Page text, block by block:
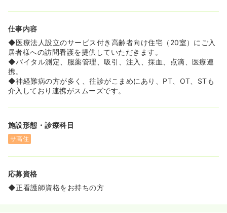
◆バイタル測定、服薬管理、吸引、注入、採血、点滴な
◆看取りまで対応できる環境が完備されており、入居者様
一人ひとりに寄り添った看護を実践できます。
≪通勤の利便性と福利厚生も完備されています≫
め、日々の通勤ストレスを軽減できます。
◆退職金制度が設けられており、長期的に安定して働きた
仕事内容
◆医療法人設立のサービス付き高齢者向け住宅（20室）にご入
居者様への訪問看護を提供していただきます。
◆バイタル測定、服薬管理、吸引、注入、採血、点滴、医療連
携。
◆神経難病の方が多く、往診がこまめにあり、PT、OT、STも
介入しており連携がスムーズです。
施設形態・診療科目
サ高住
応募資格
◆正看護師資格をお持ちの方